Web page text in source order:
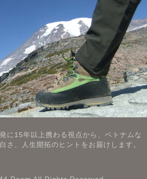
に15年以上携わる視点から、ベトナムな
さ、人生開拓のヒントをお届けします。